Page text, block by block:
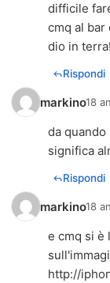
difficile
cmq al
dio in
Rispondi
markino18
da
significa
Rispondi
markino18
e cmq si è
http://